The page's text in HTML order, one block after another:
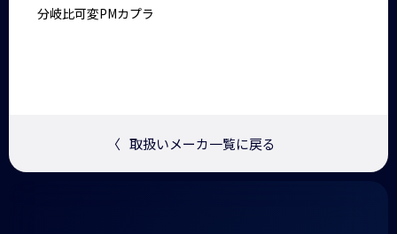
分岐比可変PMカプラ
〈 取扱いメーカ一覧に戻る